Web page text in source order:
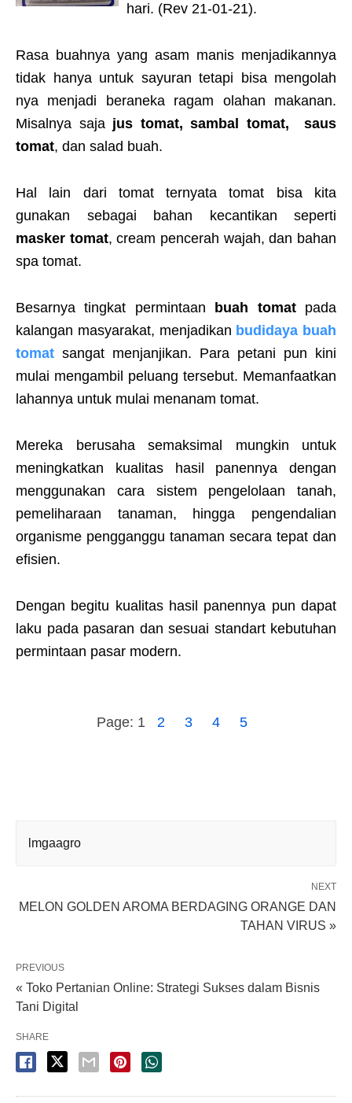
hari. (Rev 21-01-21).
Rasa buahnya yang asam manis menjadikannya
tidak hanya untuk sayuran tetapi bisa mengolah
nya menjadi beraneka ragam olahan makanan.
Misalnya saja jus tomat, sambal tomat, saus
tomat, dan salad buah.
Hal lain dari tomat ternyata tomat bisa kita
gunakan sebagai bahan kecantikan seperti
masker tomat, cream pencerah wajah, dan bahan
spa tomat.
Besarnya tingkat permintaan buah tomatpada
kalangan masyarakat, menjadikan budidaya buah
tomat sangat menjanjikan. Para petani pun kini
mulai mengambil peluang tersebut. Memanfaatkan
lahannya untuk mulai menanam tomat.
Mereka berusaha semaksimal mungkin untuk
meningkatkan kualitas hasil panennya dengan
menggunakan cara sistem pengelolaan tanah,
pemeliharaan tanaman, hingga pengendalian
organisme pengganggu tanaman secara tepat dan
efisien.
Dengan begitu kualitas hasil panennya pun dapat
laku pada pasaran dan sesuai standart kebutuhan
permintaan pasar modern.
Page: 1 2 3 4 5
lmgaagro
NEXT
MELON GOLDEN AROMA BERDAGING ORANGE DAN
TAHAN VIRUS »
PREVIOUS
« Toko Pertanian Online: Strategi Sukses dalam Bisnis
Tani Digital
SHARE